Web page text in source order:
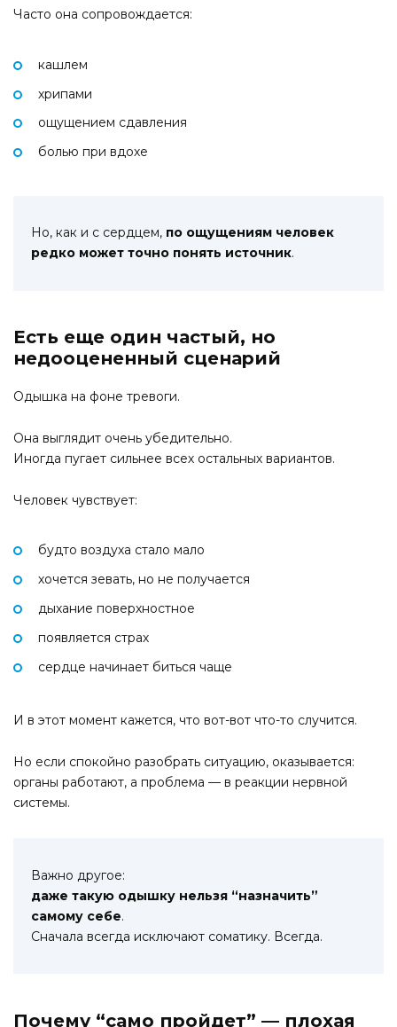
Часто она сопровождается:
кашлем
хрипами
ощущением сдавления
болью при вдохе
Но, как и с сердцем, по ощущениям человек
редко может точно понять источник.
Есть еще один частый, но
недооцененный сценарий
Одышка на фоне тревоги.
Она выглядит очень убедительно.
Иногда пугает сильнее всех остальных вариантов.
Человек чувствует:
будто воздуха стало мало
хочется зевать, но не получается
дыхание поверхностное
появляется страх
сердце начинает биться чаще
И в этот момент кажется, что вот-вот что-то случится.
Но если спокойно разобрать ситуацию, оказывается:
органы работают, а проблема — в реакции нервной
системы.
Важно другое:
даже такую одышку нельзя “назначить”
самому себе.
Сначала всегда исключают соматику. Всегда.
Почему “само пройдет” — плохая